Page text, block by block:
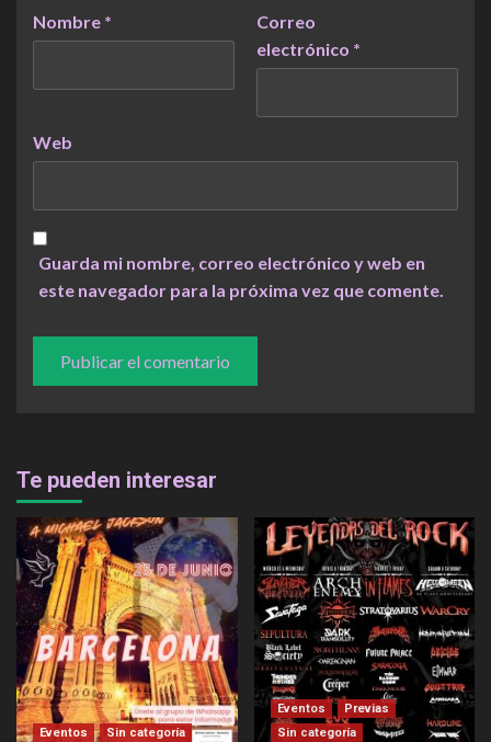
Nombre *
Correo
electrónico *
Web
Guarda mi nombre, correo electrónico y web en
este navegador para la próxima vez que comente.
Te pueden interesar
Eventos Sin categoría
Eventos
Previas
Sin categoría